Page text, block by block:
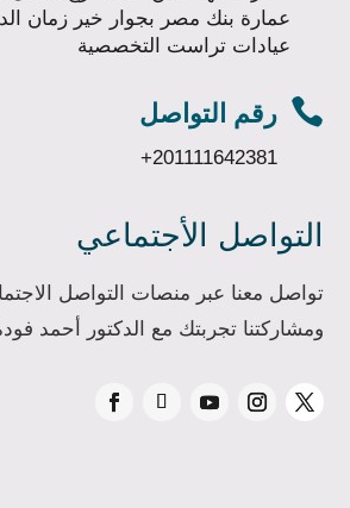
التواصل الأجتماعي
تواصل معنا عبر منصات التواصل
ومشاركتنا تجربتك مع الدكتور أحمد
عمارة بنك مصر بجوار خير زمان
عيادات تراست التخصصية
 رقم التواصل
+201111642381